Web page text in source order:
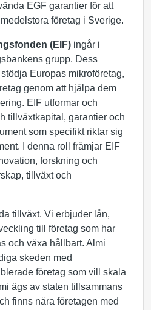
EGF garantier för att
företag i Sverige.
(EIF) ingår i
grupp. Dess
Europas mikroföretag,
genom att hjälpa dem
EIF utformar och
tillväxtkapital, garantier och
som specifikt riktar sig
I denna roll främjar EIF
forskning och
tillväxt och
tillväxt. Vi erbjuder lån,
till företag som har
och växa hållbart. Almi
skeden med
företag som vill skala
ägs av staten tillsammans
finns nära företagen med